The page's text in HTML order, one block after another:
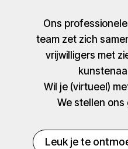
Ons
team zet zich
vrijwilligers met
Wil je (virtueel)
We stellen
Leuk je te